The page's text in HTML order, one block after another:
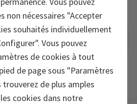
non nécessaires "Accepter
souhaités individuellement
Vous pouvez
de cookies à tout
de page sous "Paramètres
trouverez de plus amples
cookies dans notre
informations